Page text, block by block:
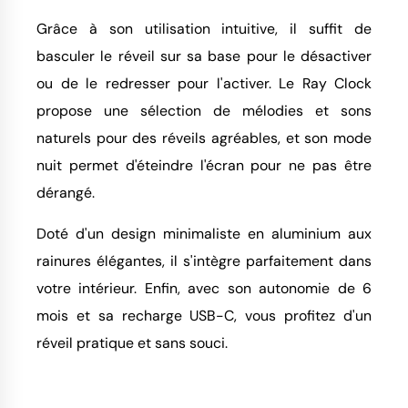
Grâce à son utilisation intuitive, il suffit de
basculer le réveil sur sa base pour le désactiver
ou de le redresser pour l'activer. Le Ray Clock
propose une sélection de mélodies et sons
naturels pour des réveils agréables, et son mode
nuit permet d'éteindre l'écran pour ne pas être
dérangé.
Doté d'un design minimaliste en aluminium aux
rainures élégantes, il s'intègre parfaitement dans
votre intérieur. Enfin, avec son autonomie de 6
mois et sa recharge USB-C, vous profitez d'un
réveil pratique et sans souci.